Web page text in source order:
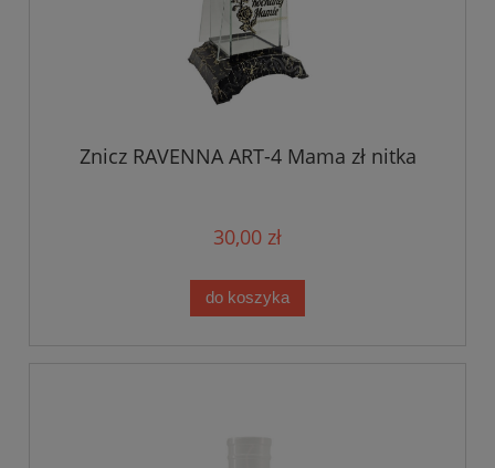
Znicz RAVENNA ART-4 Mama zł nitka
30,00 zł
do koszyka